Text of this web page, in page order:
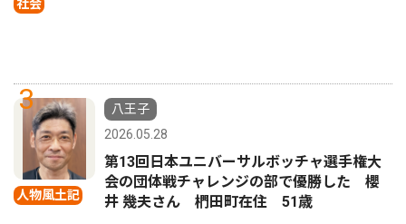
社会
3
人物風土記
八王子
2026.05.28
第13回日本ユニバーサルボッチャ選手権大
会の団体戦チャレンジの部で優勝した 櫻
井 幾夫さん 椚田町在住 51歳